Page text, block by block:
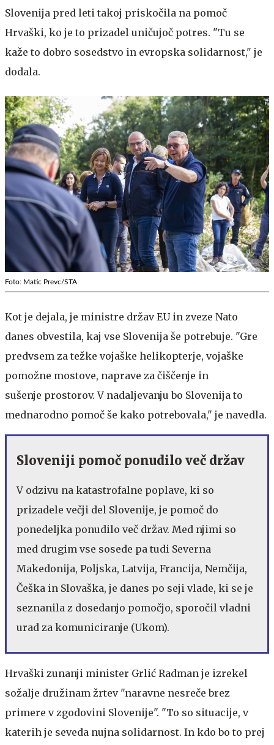
Slovenija pred leti takoj priskočila na pomoč
Hrvaški, ko je to prizadel uničujoč potres. "Tu se
kaže to dobro sosedstvo in evropska solidarnost," je
dodala.
Foto: Matic Prevc/STA
Kot je dejala, je ministre držav EU in zveze Nato
danes obvestila, kaj vse Slovenija še potrebuje. "Gre
predvsem za težke vojaške helikopterje, vojaške
pomožne mostove, naprave za čiščenje in
sušenje prostorov. V nadaljevanju bo Slovenija to
mednarodno pomoč še kako potrebovala," je navedla.
Sloveniji pomoč ponudilo več držav
V odzivu na katastrofalne poplave, ki so
prizadele večji del Slovenije, je pomoč do
ponedeljka ponudilo več držav. Med njimi so
med drugim vse sosede pa tudi Severna
Makedonija, Poljska, Latvija, Francija, Nemčija,
Češka in Slovaška, je danes po seji vlade, ki se je
seznanila z dosedanjo pomočjo, sporočil vladni
urad za komuniciranje (Ukom).
Hrvaški zunanji minister Grlić Radman je izrekel
sožalje družinam žrtev "naravne nesreče brez
primere v zgodovini Slovenije". "To so situacije, v
katerih je seveda nujna solidarnost. In kdo bo to prej